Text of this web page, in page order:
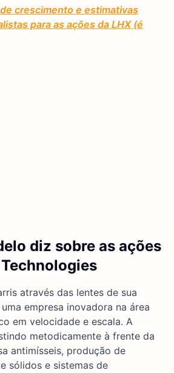
crescimento e estimativas
para as ações da LHX (é
diz sobre as ações
através das lentes de sua
empresa inovadora na área
em velocidade e escala. A
metodicamente à frente da
antimísseis, produção de
sólidos e sistemas de